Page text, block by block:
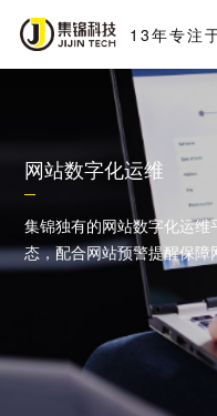
13年专注
网站数字化运维
集锦独有的网站数字化运
态，配合网站预警提醒保